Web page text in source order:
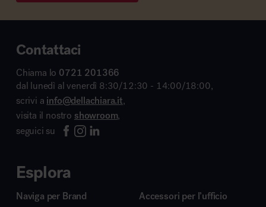
Contattaci
Chiama lo 0721 201366
dal lunedì al venerdì 8:30/12:30 - 14:00/18:00,
scrivi a info@dellachiara.it,
visita il nostro showroom,
seguici su
Esplora
Naviga per Brand
Accessori per l’ufficio